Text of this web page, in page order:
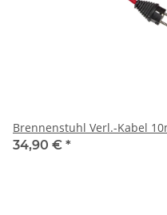
Brennenstuhl Verl.-Kabel
34,90 € *